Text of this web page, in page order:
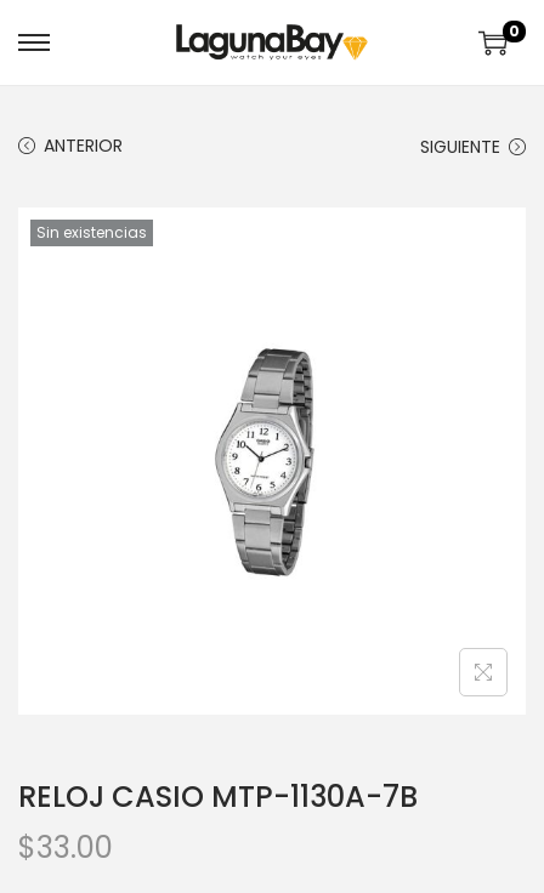
0
ANTERIOR SIGUIENTE
Sin existencias
RELOJ CASIO MTP-1130A-7B
$33.00